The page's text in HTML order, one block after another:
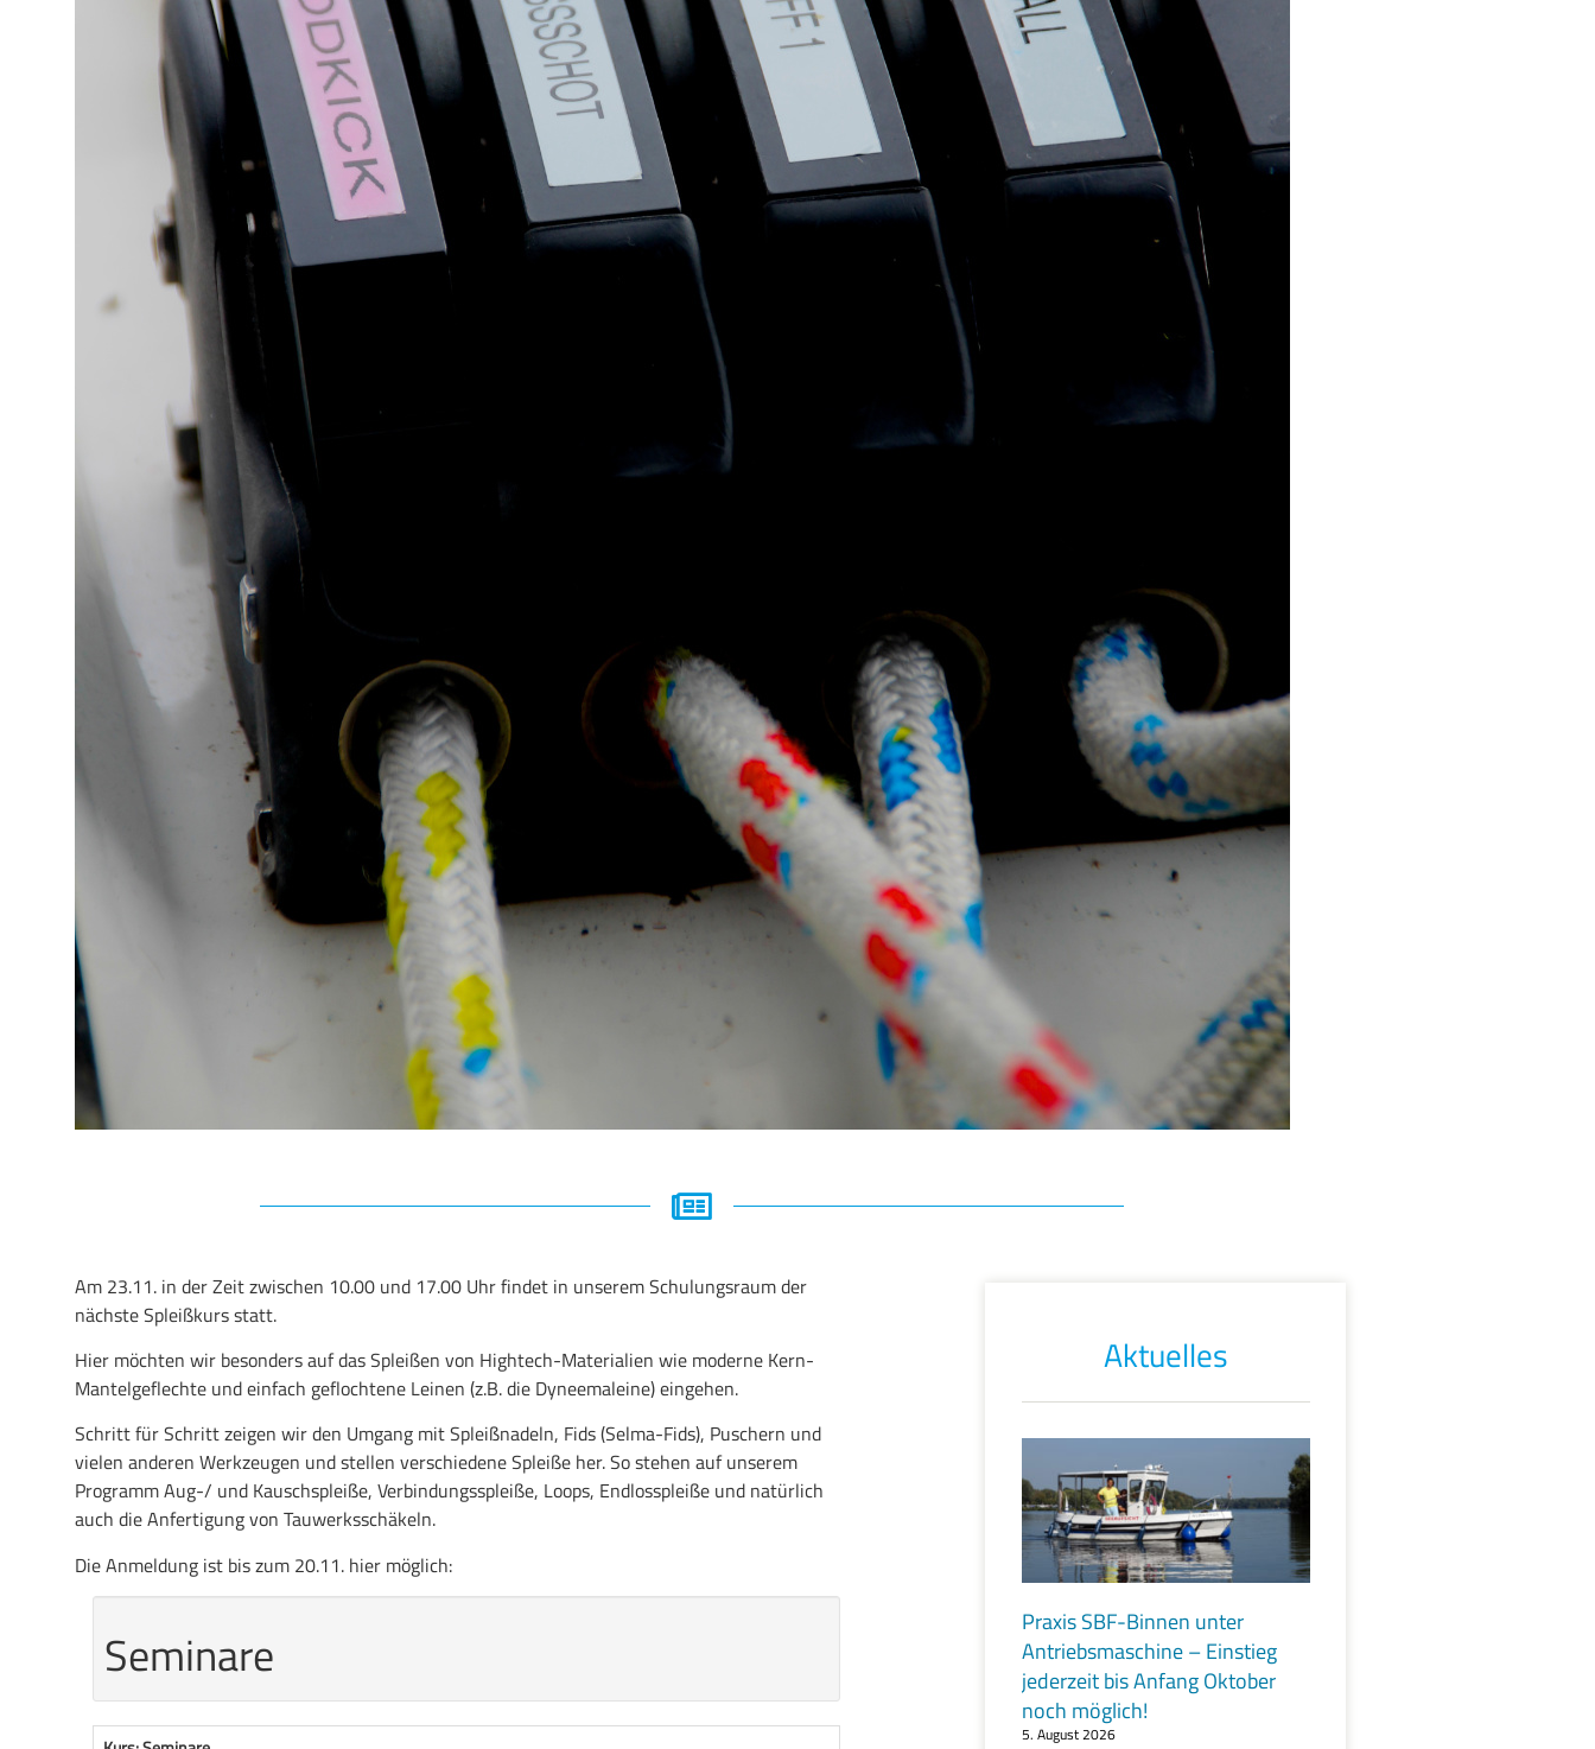
Am 23.11. in der Zeit zwischen 10.00 und 17.00 Uhr findet in unserem Schulungsraum der
nächste Spleißkurs statt.
Hier möchten wir besonders auf das Spleißen von Hightech-Materialien wie moderne Kern-
Mantelgeflechte und einfach geflochtene Leinen (z.B. die Dyneemaleine) eingehen.
Schritt für Schritt zeigen wir den Umgang mit Spleißnadeln, Fids (Selma-Fids), Puschern und
vielen anderen Werkzeugen und stellen verschiedene Spleiße her. So stehen auf unserem
Programm Aug-/ und Kauschspleiße, Verbindungsspleiße, Loops, Endlosspleiße und natürlich
auch die Anfertigung von Tauwerksschäkeln.
Die Anmeldung ist bis zum 20.11. hier möglich:
Aktuelles
Praxis SBF-Binnen unter
Antriebsmaschine – Einstieg
jederzeit bis Anfang Oktober
noch möglich!
5. August 2026